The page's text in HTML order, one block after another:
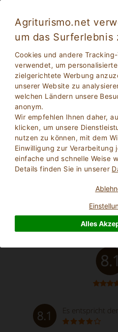
Agriturismo.net
um das Surferlebnis
Cookies und andere
verwendet, um
zielgerichtete Werbung
unserer Website zu
welchen Ländern unsere
anonym.
Wir empfehlen Ihnen daher,
klicken, um unsere
nutzen zu können, mit dem
Einwilligung zur
einfache und schnelle Weise
Details finden Sie in unserer
Alles
Montemassi 681
Wohnungen in Bauernhof
Grosseto, Montemassi(Karte)
Jetzt Buchen 28Betten
FRAGEN BESITZER
Weitere
19
8.1
8.1 Es entspricht